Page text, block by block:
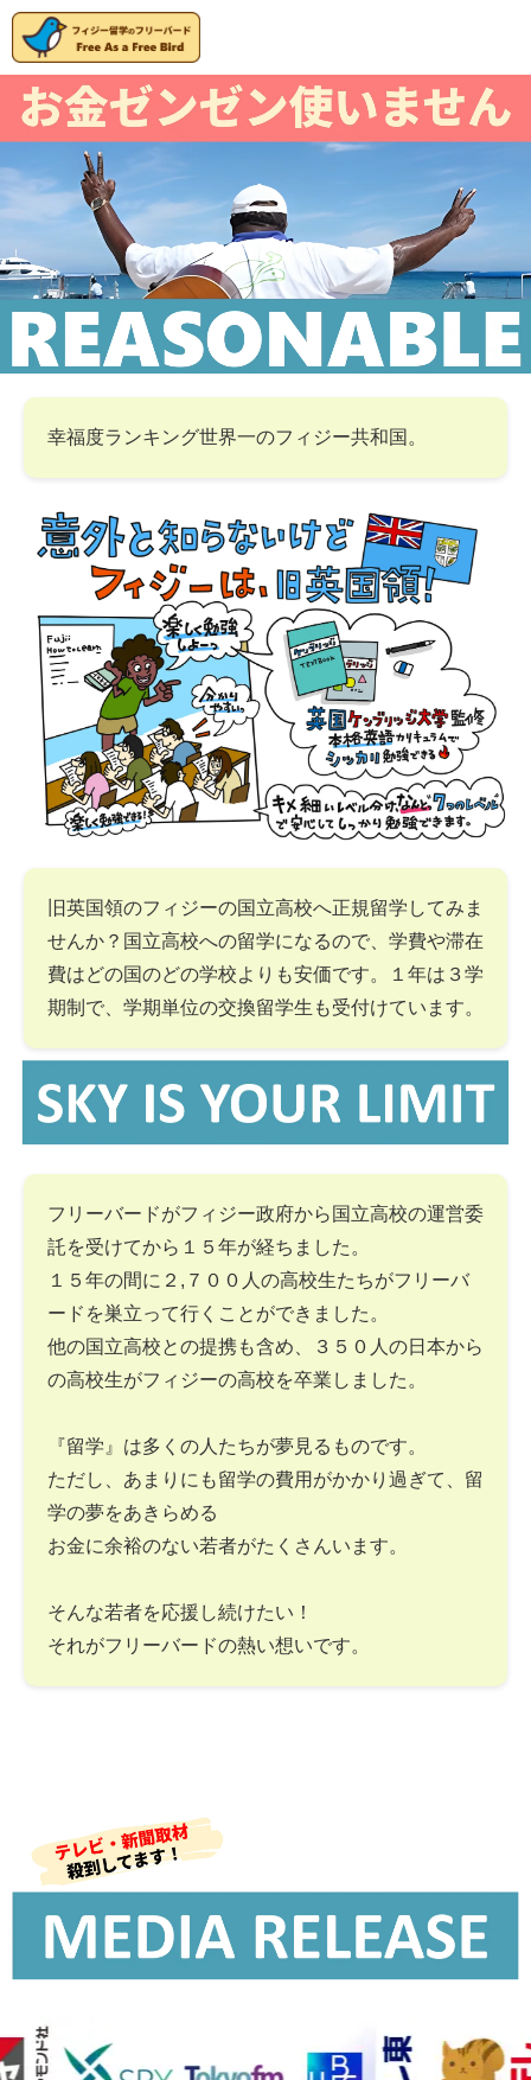
幸福度ランキング世界一のフィジー共和国。
旧英国領のフィジーの国立高校へ正規留学してみま
せんか？国立高校への留学になるので、学費や滞在
費はどの国のどの学校よりも安価です。１年は３学
期制で、学期単位の交換留学生も受付けています。
フリーバードがフィジー政府から国立高校の運営委
託を受けてから１５年が経ちました。
１５年の間に２,７００人の高校生たちがフリーバ
ードを巣立って行くことができました。
他の国立高校との提携も含め、３５０人の日本から
の高校生がフィジーの高校を卒業しました。
『留学』は多くの人たちが夢見るものです。
ただし、あまりにも留学の費用がかかり過ぎて、留
学の夢をあきらめる
お金に余裕のない若者がたくさんいます。
そんな若者を応援し続けたい！
それがフリーバードの熱い想いです。